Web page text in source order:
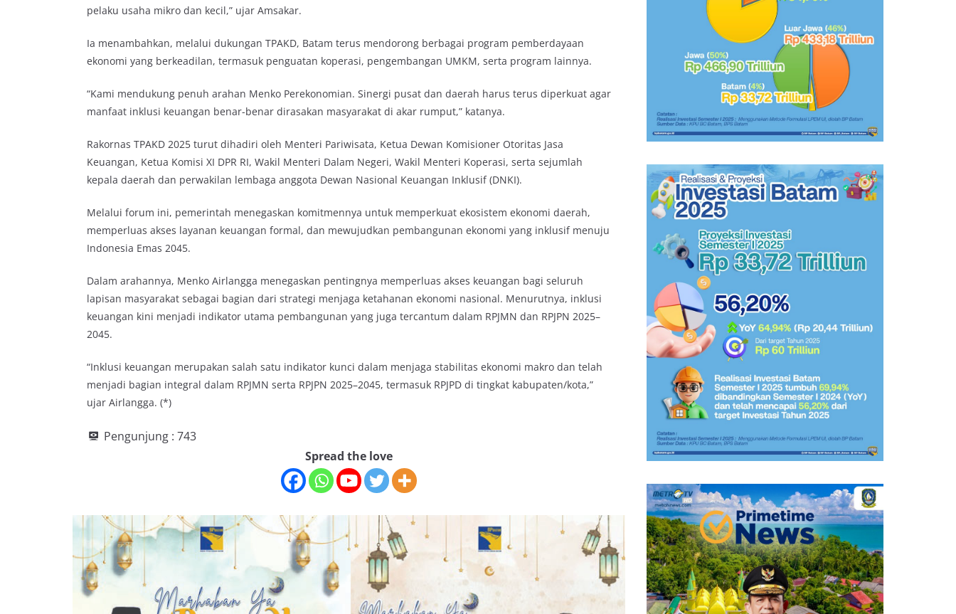
pelaku usaha mikro dan kecil,” ujar Amsakar.
Ia menambahkan, melalui dukungan TPAKD, Batam terus mendorong berbagai program pemberdayaan
ekonomi yang berkeadilan, termasuk penguatan koperasi, pengembangan UMKM, serta program lainnya.
“Kami mendukung penuh arahan Menko Perekonomian. Sinergi pusat dan daerah harus terus diperkuat agar
manfaat inklusi keuangan benar-benar dirasakan masyarakat di akar rumput,” katanya.
Rakornas TPAKD 2025 turut dihadiri oleh Menteri Pariwisata, Ketua Dewan Komisioner Otoritas Jasa
Keuangan, Ketua Komisi XI DPR RI, Wakil Menteri Dalam Negeri, Wakil Menteri Koperasi, serta sejumlah
kepala daerah dan perwakilan lembaga anggota Dewan Nasional Keuangan Inklusif (DNKI).
Melalui forum ini, pemerintah menegaskan komitmennya untuk memperkuat ekosistem ekonomi daerah,
memperluas akses layanan keuangan formal, dan mewujudkan pembangunan ekonomi yang inklusif menuju
Indonesia Emas 2045.
Dalam arahannya, Menko Airlangga menegaskan pentingnya memperluas akses keuangan bagi seluruh
lapisan masyarakat sebagai bagian dari strategi menjaga ketahanan ekonomi nasional. Menurutnya, inklusi
keuangan kini menjadi indikator utama pembangunan yang juga tercantum dalam RPJMN dan RPJPN 2025–
2045.
“Inklusi keuangan merupakan salah satu indikator kunci dalam menjaga stabilitas ekonomi makro dan telah
menjadi bagian integral dalam RPJMN serta RPJPN 2025–2045, termasuk RPJPD di tingkat kabupaten/kota,”
ujar Airlangga. (*)
Pengunjung : 743
Spread the love